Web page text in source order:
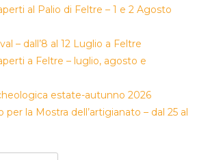
al Palio di Feltre – 1 e 2 Agosto
– dall’8 al 12 Luglio a Feltre
a Feltre – luglio, agosto e
estate-autunno 2026
per la Mostra dell’artigianato – dal 25 al